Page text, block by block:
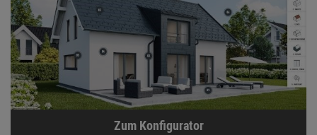
Zum Konfigurator